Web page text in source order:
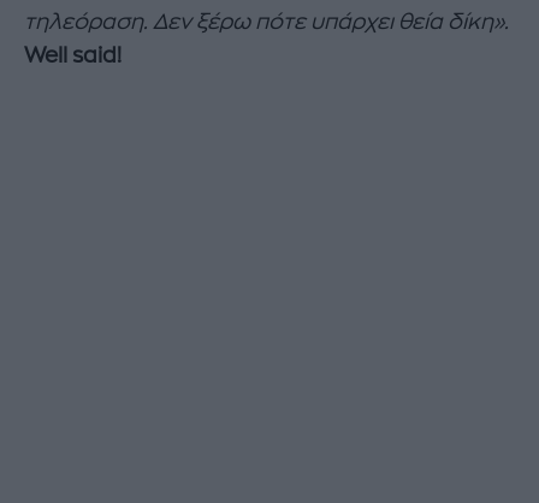
τηλεόραση. Δεν ξέρω πότε υπάρχει θεία δίκη».
Well said!